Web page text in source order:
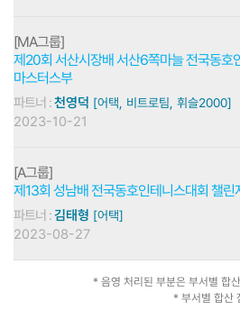
[MA그룹]
제20회 서산시장배 서산6쪽마늘 전국동호
마스터스부
파트너 :천영덕 [어택, 비트로팀, 휘슬2000]
2023-10-21
[A그룹]
제13회 성남배 전국동호인테니스대회 챌린
파트너 :김태형 [어택]
2023-08-27
* 음영 처리된 부분은 부서별 합
* 부서별 합산